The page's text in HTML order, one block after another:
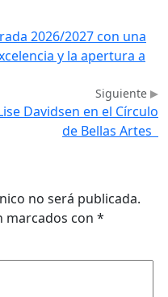
2026/2027 con una
y la apertura a
Siguiente
Davidsen en el Círculo
de Bellas Artes
no será publicada.
marcados con *